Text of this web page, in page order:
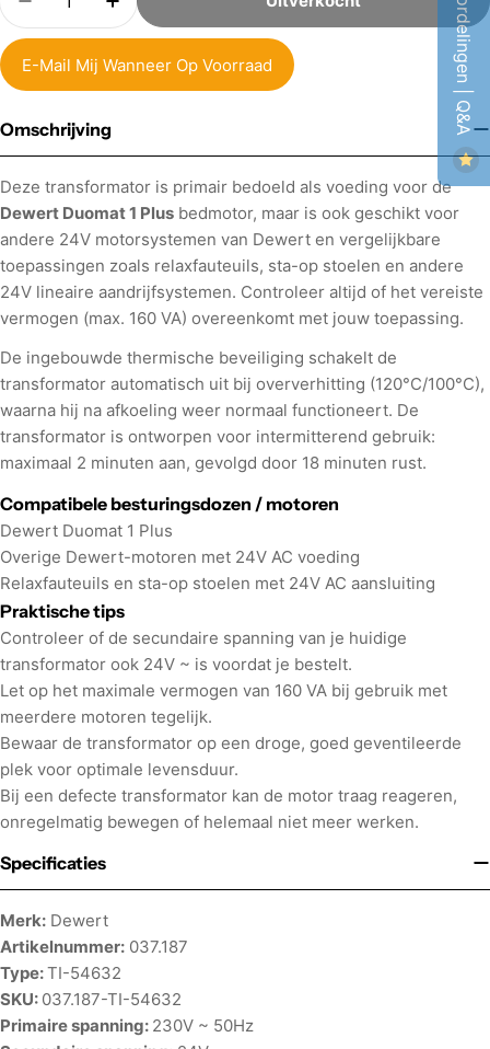
Hoeveelheid Verminderen Voor Dewert
Verhoog Aantal Voor Dewert 037.187
E-Mail Mij Wanneer Op Voorraad
Omschrijving
Deze transformator is primair bedoeld als voeding voor de
Dewert Duomat 1 Plus bedmotor, maar is ook geschikt voor
andere 24V motorsystemen van Dewert en vergelijkbare
toepassingen zoals relaxfauteuils, sta-op stoelen en andere
24V lineaire aandrijfsystemen. Controleer altijd of het vereiste
vermogen (max. 160 VA) overeenkomt met jouw toepassing.
De ingebouwde thermische beveiliging schakelt de
transformator automatisch uit bij oververhitting (120°C/100°C),
waarna hij na afkoeling weer normaal functioneert. De
transformator is ontworpen voor intermitterend gebruik:
maximaal 2 minuten aan, gevolgd door 18 minuten rust.
Compatibele besturingsdozen / motoren
Dewert Duomat 1 Plus
Overige Dewert-motoren met 24V AC voeding
Relaxfauteuils en sta-op stoelen met 24V AC aansluiting
Praktische tips
Controleer of de secundaire spanning van je huidige
transformator ook 24V ~ is voordat je bestelt.
Let op het maximale vermogen van 160 VA bij gebruik met
meerdere motoren tegelijk.
Bewaar de transformator op een droge, goed geventileerde
plek voor optimale levensduur.
Bij een defecte transformator kan de motor traag reageren,
onregelmatig bewegen of helemaal niet meer werken.
Specificaties
Merk: Dewert
Artikelnummer: 037.187
Type:TI-54632
SKU: 037.187-TI-54632
Primaire spanning: 230V ~ 50Hz
Beoordelingen | Q&A